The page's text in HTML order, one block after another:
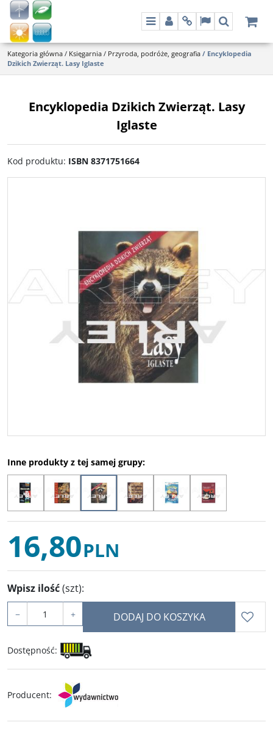
MenuPanelInfoLangSzukaj
Kategoria główna / Księgarnia / Przyroda, podróże, geografia / Encyklopedia
Dzikich Zwierząt. Lasy Iglaste
Encyklopedia Dzikich Zwierząt. Lasy
Iglaste
Kod produktu: ISBN 8371751664
Inne produkty z tej samej grupy:
16,80PLN
Wpisz ilość(szt):
− + DODAJ DO KOSZYKA
Dostępność:
Producent: